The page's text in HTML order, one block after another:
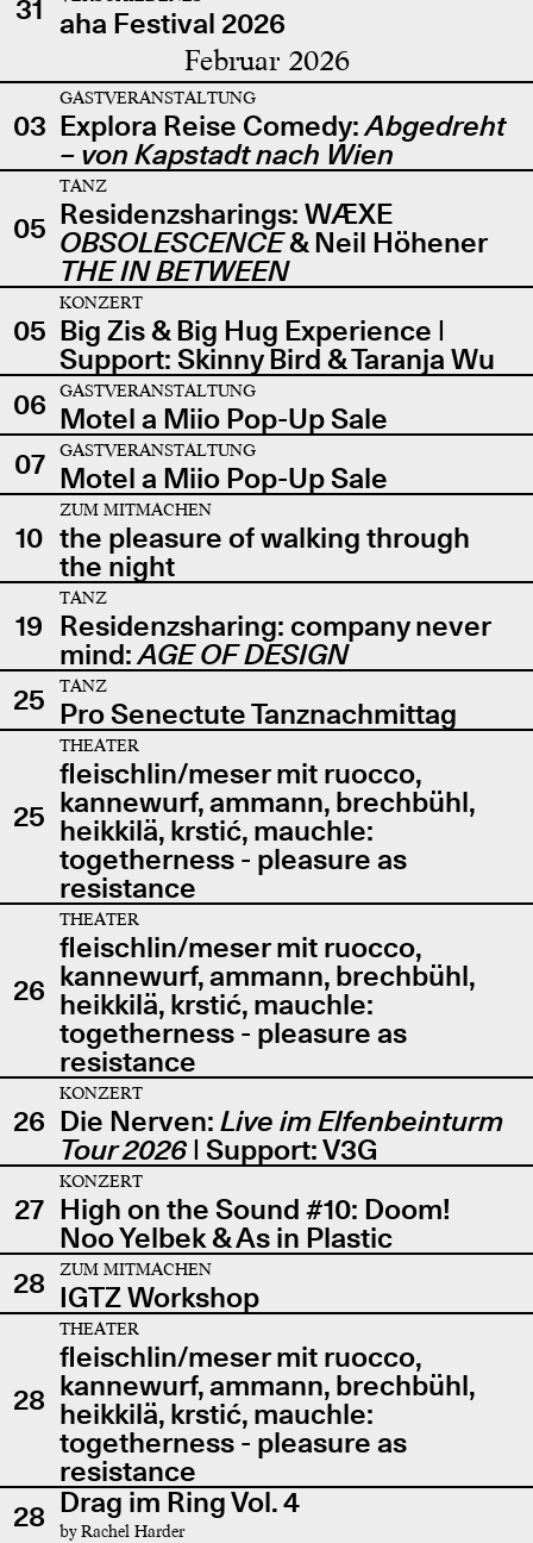
31 aha Festival 2026
Februar 2026
03
GASTVERANSTALTUNG
Explora Reise Comedy:Abgedreht
– von Kapstadt nach Wien
05
TANZ
Residenzsharings: WÆXE
OBSOLESCENCE& Neil Höhener
THE IN BETWEEN
05
KONZERT
Big Zis & Big Hug Experience |
Support: Skinny Bird & Taranja Wu
06
GASTVERANSTALTUNG
Motel a Miio Pop-Up Sale
07
GASTVERANSTALTUNG
Motel a Miio Pop-Up Sale
10
ZUM MITMACHEN
the pleasure of walking through
the night
19
TANZ
Residenzsharing: company never
mind:AGE OF DESIGN
25
TANZ
Pro Senectute Tanznachmittag
25
THEATER
fleischlin/meser mit ruocco,
kannewurf, ammann, brechbühl,
heikkilä, krstić, mauchle:
togetherness - pleasure as
resistance
26
THEATER
fleischlin/meser mit ruocco,
kannewurf, ammann, brechbühl,
heikkilä, krstić, mauchle:
togetherness - pleasure as
resistance
26
KONZERT
Die Nerven: Live im Elfenbeinturm
Tour 2026| Support: V3G
27
KONZERT
High on the Sound #10: Doom!
Noo Yelbek & As in Plastic
28
ZUM MITMACHEN
IGTZ Workshop
28
THEATER
fleischlin/meser mit ruocco,
kannewurf, ammann, brechbühl,
heikkilä, krstić, mauchle:
togetherness - pleasure as
resistance
28 Drag im Ring Vol. 4
by Rachel Harder